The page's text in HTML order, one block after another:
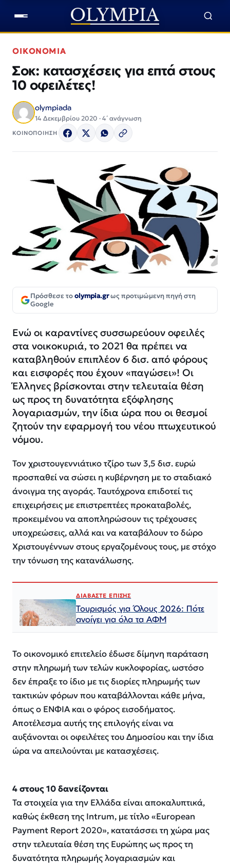
ΟΙΚΟΝΟΜΙΑ
Σοκ: κατασχέσεις για επτά στους
10 οφειλέτες!
olympiada
14 Δεκεμβρίου 2020 · 4΄ ανάγνωση
ΚΟΙΝΟΠΟΙΗΣΗ
Πρόσθεσε τοolympia.grως προτιμώμενη πηγή στη
Google
Ενώ οι καραντίνες συσσωρεύουν οφειλές
στα νοικοκυριά, το 2021 θα πρέπει να
καταβληθούν επιπλέον 6 δισ. από φόρους
και εισφορές που έχουν «παγώσει»! Οι
Έλληνες βρίσκονται στην τελευταία θέση
ως προς τη δυνατότητα εξόφλησης
λογαριασμών, την ίδια ώρα που οι θεσμοί
ζητούν την εφαρμογή του νέου πτωχευτικού
νόμου.
Τον χριστουγεννιάτικο τζίρο των 3,5 δισ. ευρώ
προσπαθεί να σώσει η κυβέρνηση με το σταδιακό
άνοιγμα της αγοράς. Ταυτόχρονα επιδοτεί τις
επιχειρήσεις με επιστρεπτέες προκαταβολές,
προκειμένου να αποπληρώσουν τις τρέχουσες
υποχρεώσεις, αλλά και να καταβάλουν το δώρο
Χριστουγέννων στους εργαζομένους τους, με στόχο
την τόνωση της κατανάλωσης.
ΔΙΑΒΑΣΤΕ ΕΠΙΣΗΣ
Τουρισμός για Όλους 2026: Πότε
ανοίγει για όλα τα ΑΦΜ
Το οικονομικό επιτελείο έδωσε δίμηνη παράταση
στην πληρωμή των τελών κυκλοφορίας, ωστόσο
δεν έπραξε το ίδιο με τις διορίες πληρωμής των
τακτικών φόρων που καταβάλλονται κάθε μήνα,
όπως ο ΕΝΦΙΑ και ο φόρος εισοδήματος.
Αποτέλεσμα αυτής της επιλογής είναι να
αυξάνονται οι οφειλέτες του Δημοσίου και την ίδια
ώρα να απειλούνται με κατασχέσεις.
4 στους 10 δανείζονται
Τα στοιχεία για την Ελλάδα είναι αποκαλυπτικά,
καθώς έκθεση της Intrum, με τίτλο «European
Payment Report 2020», κατατάσσει τη χώρα μας
στην τελευταία θέση της Ευρώπης ως προς τη
δυνατότητα πληρωμής λογαριασμών και